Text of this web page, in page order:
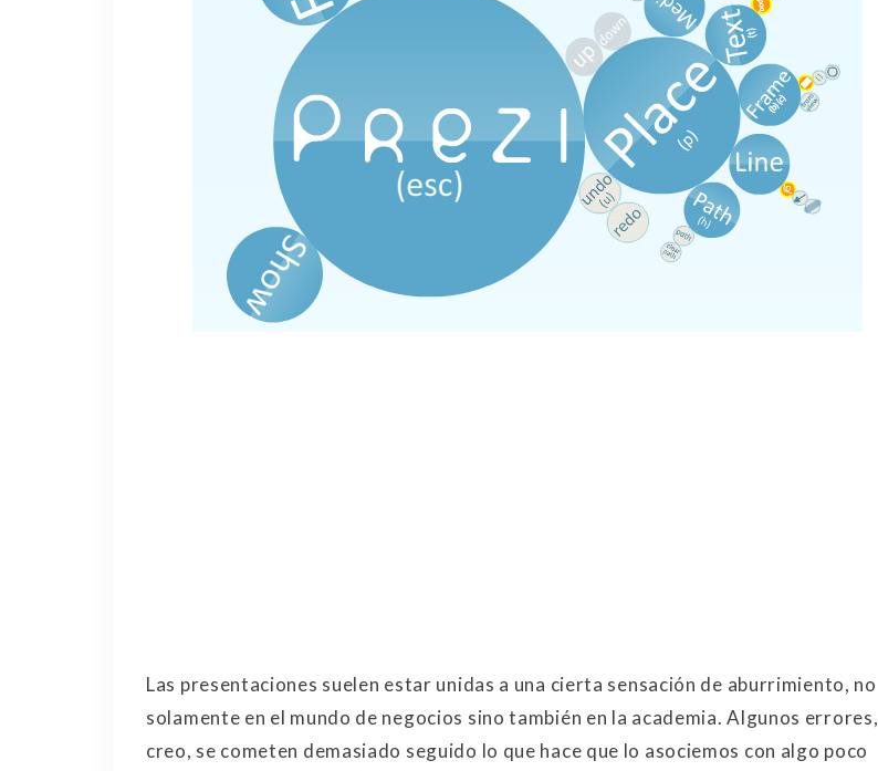
Las presentaciones suelen estar unidas a una cierta sensación de aburrimiento, no
solamente en el mundo de negocios sino también en la academia. Algunos errores,
creo, se cometen demasiado seguido lo que hace que lo asociemos con algo poco